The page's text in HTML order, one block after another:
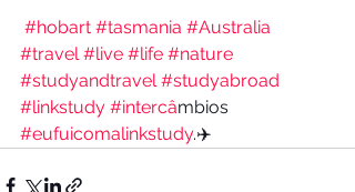
#hobart #tasmania #Australia
#travel #live #life #nature
#studyandtravel #studyabroad
#linkstudy #intercâmbios
#eufuicomalinkstudy.✈️